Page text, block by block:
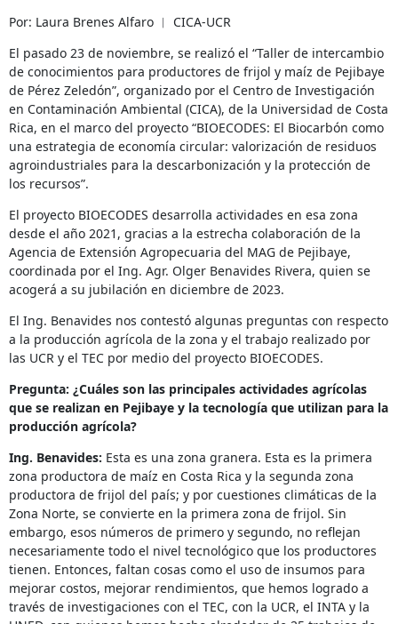
Por: Laura Brenes Alfaro ︱ CICA-UCR
El pasado 23 de noviembre, se realizó el “Taller de intercambio
de conocimientos para productores de frijol y maíz de Pejibaye
de Pérez Zeledón”, organizado por el Centro de Investigación
en Contaminación Ambiental (CICA), de la Universidad de Costa
Rica, en el marco del proyecto “BIOECODES: El Biocarbón como
una estrategia de economía circular: valorización de residuos
agroindustriales para la descarbonización y la protección de
los recursos”.
El proyecto BIOECODES desarrolla actividades en esa zona
desde el año 2021, gracias a la estrecha colaboración de la
Agencia de Extensión Agropecuaria del MAG de Pejibaye,
coordinada por el Ing. Agr. Olger Benavides Rivera, quien se
acogerá a su jubilación en diciembre de 2023.
El Ing. Benavides nos contestó algunas preguntas con respecto
a la producción agrícola de la zona y el trabajo realizado por
las UCR y el TEC por medio del proyecto BIOECODES.
Pregunta: ¿Cuáles son las principales actividades agrícolas
que se realizan en Pejibaye y la tecnología que utilizan para la
producción agrícola?
Ing. Benavides: Esta es una zona granera. Esta es la primera
zona productora de maíz en Costa Rica y la segunda zona
productora de frijol del país; y por cuestiones climáticas de la
Zona Norte, se convierte en la primera zona de frijol. Sin
embargo, esos números de primero y segundo, no reflejan
necesariamente todo el nivel tecnológico que los productores
tienen. Entonces, faltan cosas como el uso de insumos para
mejorar costos, mejorar rendimientos, que hemos logrado a
través de investigaciones con el TEC, con la UCR, el INTA y la